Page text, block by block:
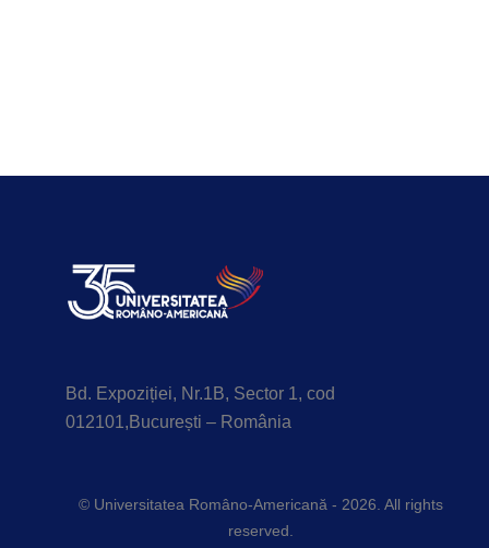
Bd. Expoziției, Nr.1B, Sector 1, cod
012101,București – România
© Universitatea Româno-Americană - 2026. All rights
reserved.